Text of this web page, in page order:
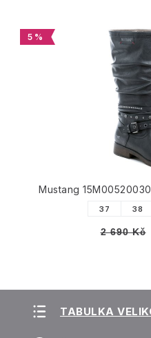
5 %
Mustang
37 38
2 690 Kč
TABULKA